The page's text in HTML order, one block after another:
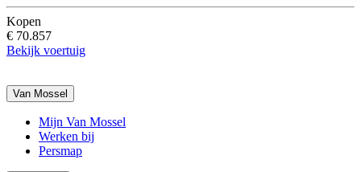
Kopen
€ 70.857
Bekijk voertuig
Van Mossel
Mijn Van Mossel
Werken bij
Persmap